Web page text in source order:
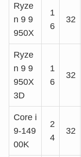
Ryze
n 9 9
950X
1
6
32
Ryze
n 9 9
950X
3D
1
6
32
Core i
9-149
00K
2
4
32